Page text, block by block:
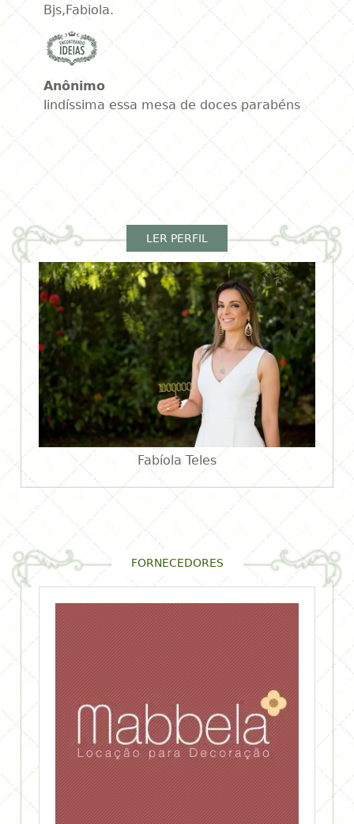
Bjs,Fabiola.
Anônimo
lindíssima essa mesa de doces parabéns
LER PERFIL
Fabíola Teles
FORNECEDORES